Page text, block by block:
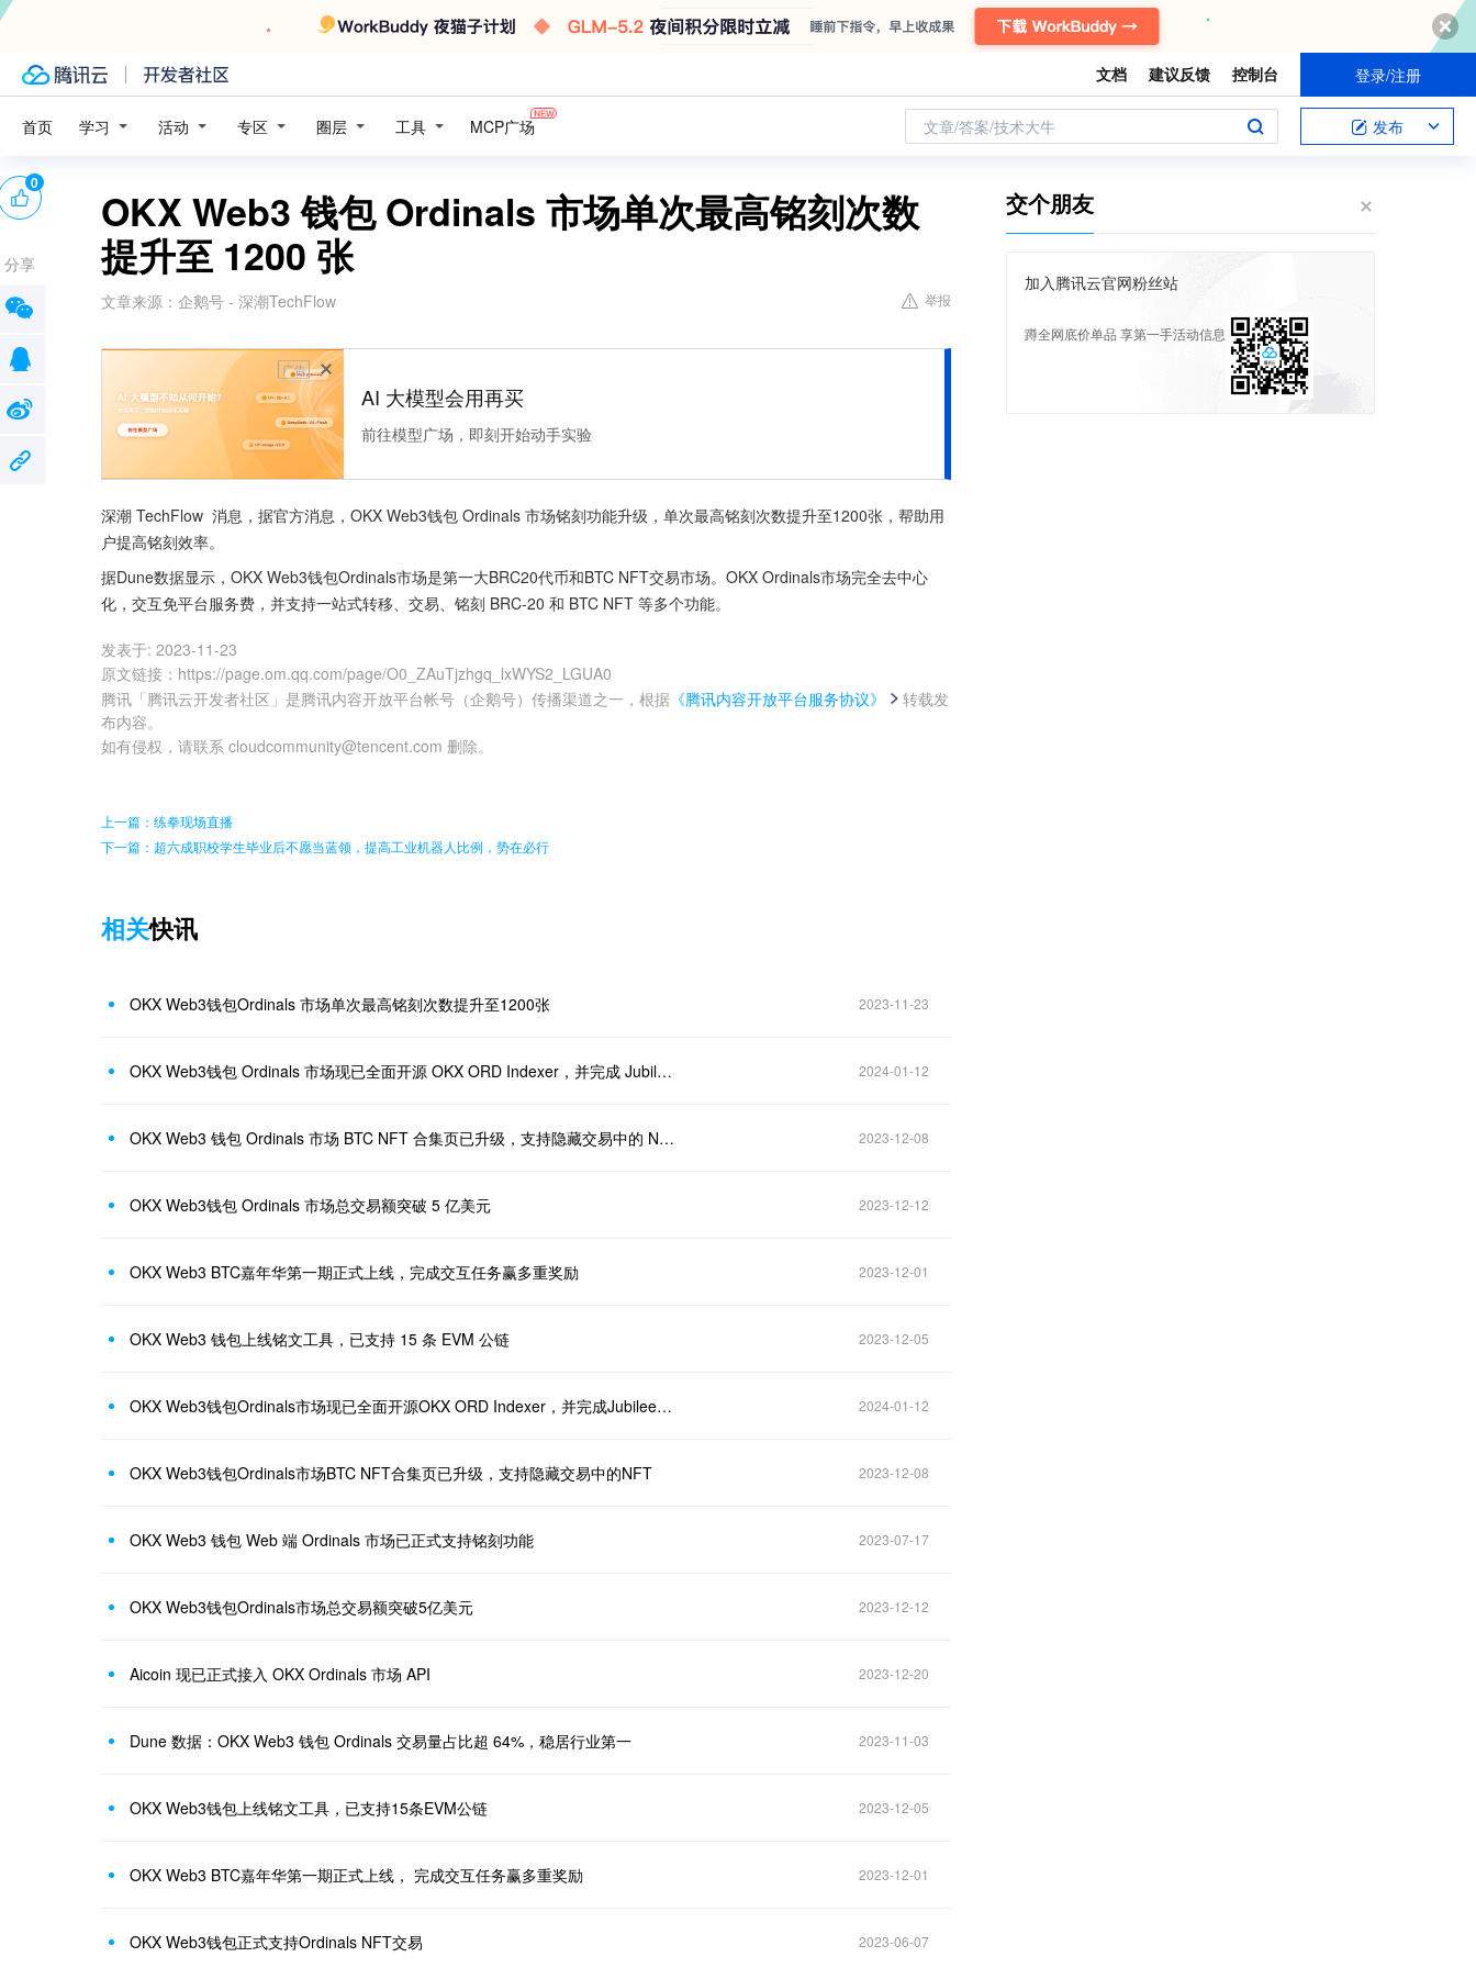
文档 建议反馈 控制台 登录/注册
首页 学习 活动 专区 圈层 工具 MCP广场 文章/答案/技术大牛 发布
OKX Web3 钱包 Ordinals 市场单次最高铭刻次数
提升至 1200 张
文章来源： 企鹅号 - 深潮TechFlow 举报
广告
AI 大模型会用再买
前往模型广场，即刻开始动手实验
深潮 TechFlow  消息，据官方消息，OKX Web3钱包 Ordinals 市场铭刻功能升级，单次最高铭刻次数提升至1200张，帮助用
户提高铭刻效率。
据Dune数据显示，OKX Web3钱包Ordinals市场是第一大BRC20代币和BTC NFT交易市场。OKX Ordinals市场完全去中心
化，交互免平台服务费，并支持一站式转移、交易、铭刻 BRC-20 和 BTC NFT 等多个功能。
发表于: 2023-11-23
原文链接 ： https://page.om.qq.com/page/O0_ZAuTjzhgq_lxWYS2_LGUA0
腾讯「腾讯云开发者社区」是腾讯内容开放平台帐号（企鹅号）传播渠道之一，根据 《腾讯内容开放平台服务协议》
转载发
布内容。
如有侵权，请联系 cloudcommunity@tencent.com 删除。
0
分享
上一篇：练拳现场直播
下一篇：超六成职校学生毕业后不愿当蓝领，提高工业机器人比例，势在必行
相关快讯
OKX Web3钱包Ordinals 市场单次最高铭刻次数提升至1200张 2023-11-23
OKX Web3钱包 Ordinals 市场现已全面开源 OKX ORD Indexer，并完成 Jubilee 升级 2024-01-12
OKX Web3 钱包 Ordinals 市场 BTC NFT 合集页已升级，支持隐藏交易中的 NFT 2023-12-08
OKX Web3钱包 Ordinals 市场总交易额突破 5 亿美元 2023-12-12
OKX Web3 BTC嘉年华第一期正式上线，完成交互任务赢多重奖励 2023-12-01
OKX Web3 钱包上线铭文工具，已支持 15 条 EVM 公链 2023-12-05
OKX Web3钱包Ordinals市场现已全面开源OKX ORD Indexer，并完成Jubilee升级 2024-01-12
OKX Web3钱包Ordinals市场BTC NFT合集页已升级，支持隐藏交易中的NFT 2023-12-08
OKX Web3 钱包 Web 端 Ordinals 市场已正式支持铭刻功能 2023-07-17
OKX Web3钱包Ordinals市场总交易额突破5亿美元 2023-12-12
Aicoin 现已正式接入 OKX Ordinals 市场 API 2023-12-20
Dune 数据：OKX Web3 钱包 Ordinals 交易量占比超 64%，稳居行业第一 2023-11-03
OKX Web3钱包上线铭文工具，已支持15条EVM公链 2023-12-05
OKX Web3 BTC嘉年华第一期正式上线， 完成交互任务赢多重奖励 2023-12-01
OKX Web3钱包正式支持Ordinals NFT交易 2023-06-07
交个朋友
加入腾讯云官网粉丝站
蹲全网底价单品 享第一手活动信息